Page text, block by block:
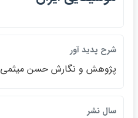
شرح پديد آور
پژوهش و نگارش حسن ميثمي
سال نشر